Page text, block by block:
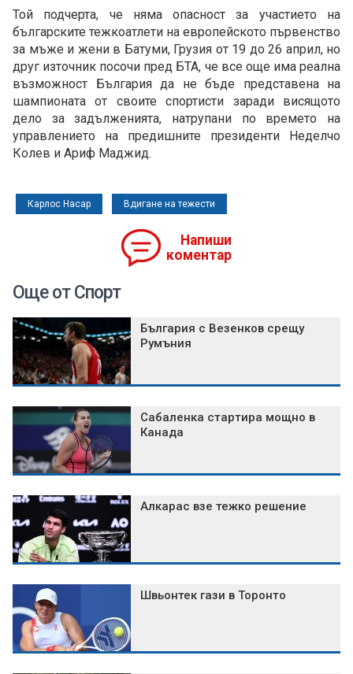
Той подчерта, че няма опасност за участието на
българските тежкоатлети на европейското първенство
за мъже и жени в Батуми, Грузия от 19 до 26 април, но
друг източник посочи пред БТА, че все още има реална
възможност България да не бъде представена на
шампионата от своите спортисти заради висящото
дело за задълженията, натрупани по времето на
управлението на предишните президенти Неделчо
Колев и Ариф Маджид.
Карлос Насар Вдигане на тежести
Напиши
коментар
Още от Спорт
България с Везенков срещу
Румъния
Сабаленка стартира мощно в
Канада
Алкарас взе тежко решение
Швьонтек гази в Торонто